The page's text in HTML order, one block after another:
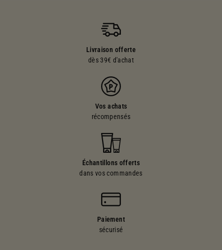
Livraison offerte
dès 39€ d'achat
Vos achats
récompensés
Échantillons offerts
dans vos commandes
Paiement
sécurisé